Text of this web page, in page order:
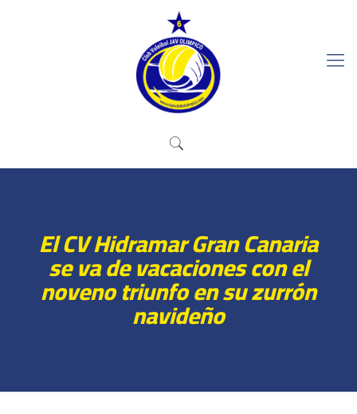
El CV Hidramar Gran Canaria
se va de vacaciones con el
noveno triunfo en su zurrón
navideño